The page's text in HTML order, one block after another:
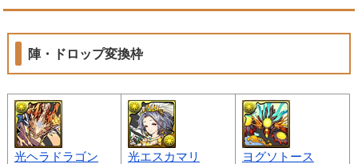
陣・ドロップ変換枠
光ヘラドラゴン 光エスカマリ ヨグソトース